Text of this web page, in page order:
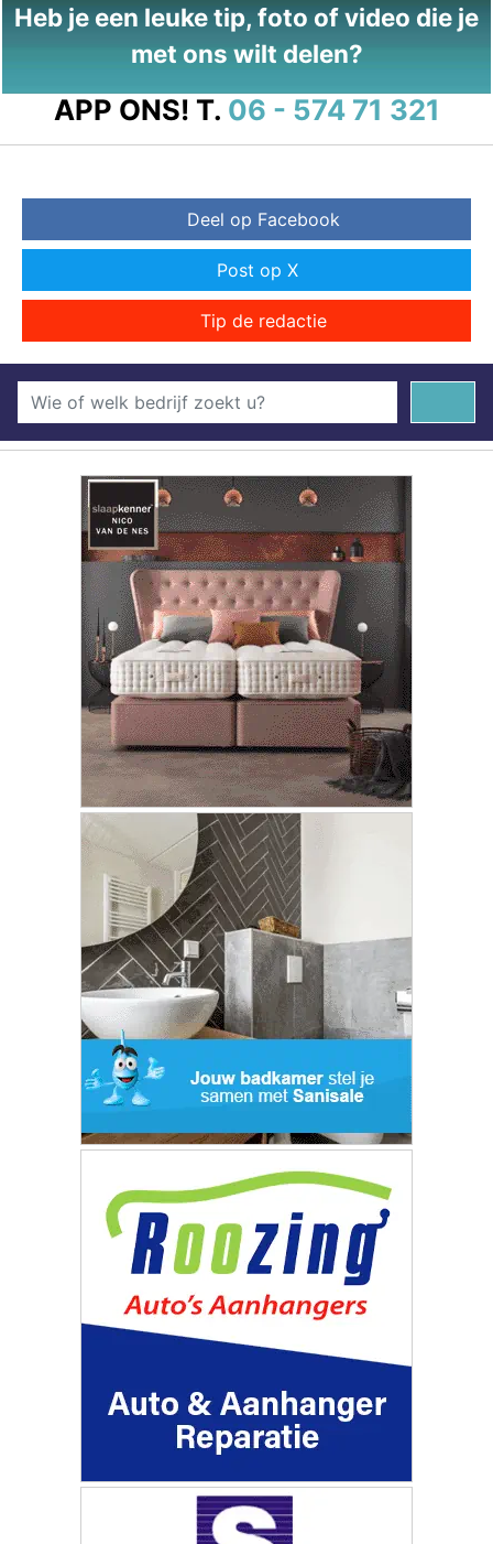
Heb je een leuke tip, foto of video die je
met ons wilt delen?
APP ONS! T. 06 - 574 71 321
Deel op Facebook
Post op X
Tip de redactie